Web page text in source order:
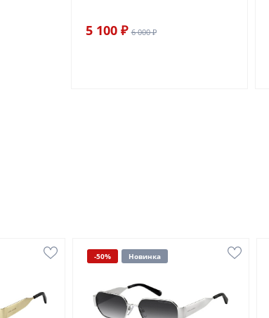
5 100 ₽ 6 000 ₽
-50% Новинка